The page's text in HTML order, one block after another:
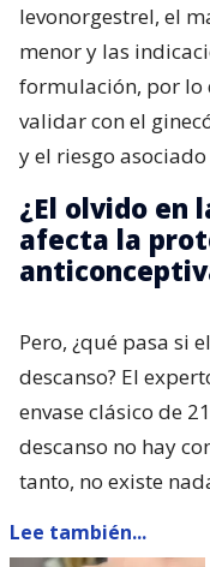
levonorgestrel, el
menor y las
formulación, por lo
validar con el
y el riesgo
¿El olvido en
afecta la
Pero, ¿qué pasa si
descanso? El
envase clásico de
descanso no hay
tanto, no existe
Lee también...